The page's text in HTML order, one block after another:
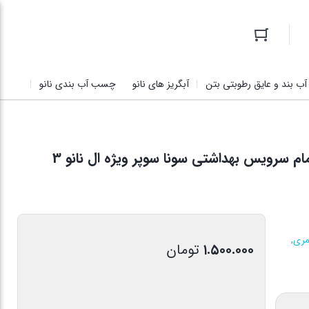
آب بند و عایق رطوبتی بتن آبگریز های نانو چسب آب بندی نانو
پودر بندکشی کاشی و سرامیک استخر حمام سرویس بهداشتی سونا سوپر ویژه ال نانو 3
, ۱.۵۰۰.۰۰۰ تومان